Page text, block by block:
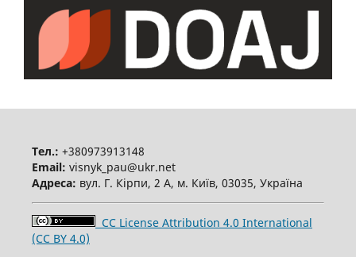
Тел.: +380973913148
Email: visnyk_pau@ukr.net
Адреса: вул. Г. Кірпи, 2 А, м. Київ, 03035, Україна
CC License Attribution 4.0 International
(CC BY 4.0)